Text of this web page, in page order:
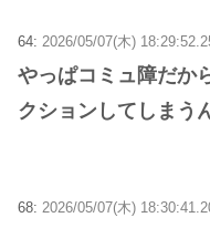
64: 2026/05/07(木)
やっぱコミュ障だか
クションしてしまう
68: 2026/05/07(木)